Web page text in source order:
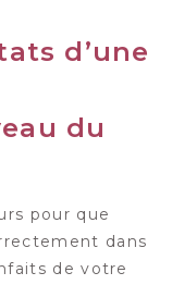
d’une
du
pour que
dans
de votre